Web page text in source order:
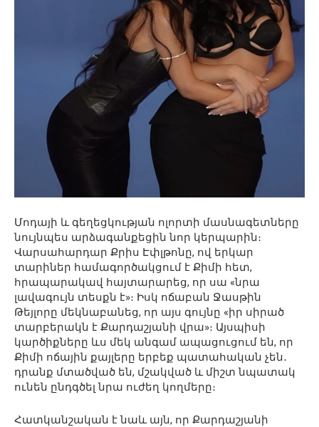
Մոդայի և գեղեցկության ոլորտի մասնագետները
նույնպես արձագանքեցին նոր կերպարին։
Վարսահարդար Քրիս Էփլթոնը, ով երկար
տարիներ համագործակցում է Քիմի հետ,
հրապարակավ հայտարարեց, որ սա «նրա
լավագույն տեսքն է»։ Իսկ ոճաբան Ջասթին
Թեյլորը մեկնաբանեց, որ այս գույնը «իր սիրած
տարբերակն է Քարդաշյանի վրա»։ Այսպիսի
կարծիքները ևս մեկ անգամ ապացուցում են, որ
Քիմի ոճային քայլերը երբեք պատահական չեն․
դրանք մտածված են, մշակված և միշտ նպատակ
ունեն ընդգծել նրա ուժեղ կողմերը։
Հատկանշական է նաև այն, որ Քարդաշյանի